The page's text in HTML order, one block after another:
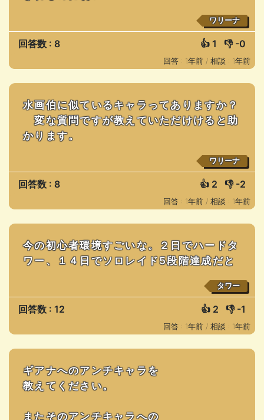
ワリーナ
回答数 : 8 👍 1 👎 -0
回答 : 1年前 / 相談 : 1年前
水画伯に似ているキャラってありますか？
変な質問ですが教えていただけけると助
かります。
ワリーナ
回答数 : 8 👍 2 👎 -2
回答 : 1年前 / 相談 : 1年前
今の初心者環境すごいな。２日でハードタ
ワー、１４日でソロレイド5段階達成だと
タワー
回答数 : 12 👍 2 👎 -1
回答 : 1年前 / 相談 : 1年前
ギアナへのアンチキャラを
教えてください。
またそのアンチキャラへの